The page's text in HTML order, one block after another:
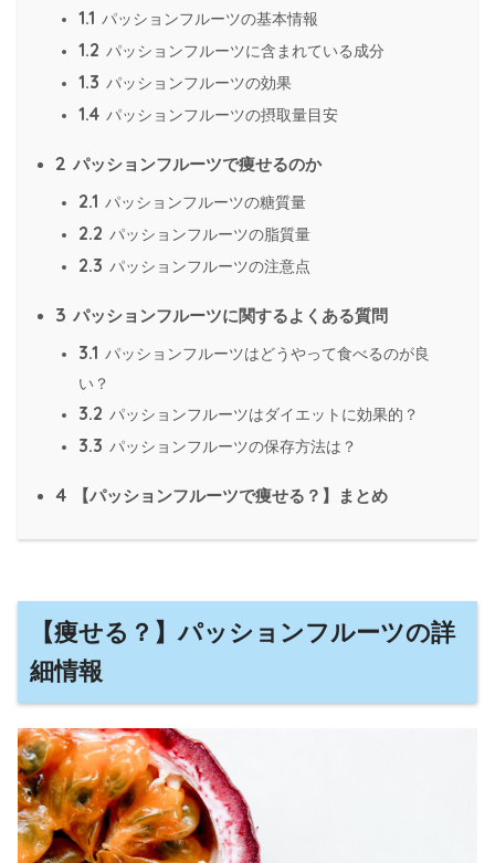
1.1 パッションフルーツの基本情報
1.2 パッションフルーツに含まれている成分
1.3 パッションフルーツの効果
1.4 パッションフルーツの摂取量目安
2 パッションフルーツで痩せるのか
2.1 パッションフルーツの糖質量
2.2 パッションフルーツの脂質量
2.3 パッションフルーツの注意点
3 パッションフルーツに関するよくある質問
3.1 パッションフルーツはどうやって食べるのが良
い？
3.2 パッションフルーツはダイエットに効果的？
3.3 パッションフルーツの保存方法は？
4 【パッションフルーツで痩せる？】まとめ
【痩せる？】パッションフルーツの詳
細情報